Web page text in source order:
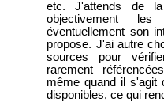
etc. J'attends de
objectivement
éventuellement son
propose. J'ai autre
sources pour
rarement
même quand il s'agit
disponibles, ce qui